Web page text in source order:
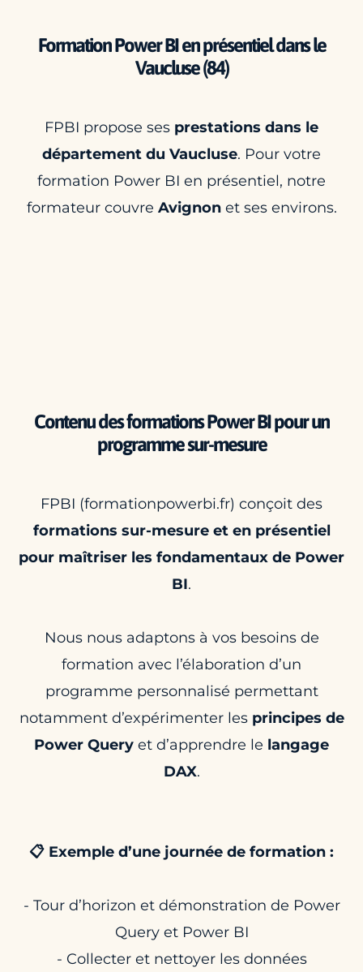
Formation Power BI en présentiel dans le
Vaucluse (84)
FPBI propose ses prestations dans le
département du Vaucluse. Pour votre
formation Power BI en présentiel, notre
formateur couvre Avignon et ses environs.
Contenu des formations Power BI pour un
programme sur-mesure
FPBI (formationpowerbi.fr) conçoit des
formations sur-mesure et en présentiel
pour maîtriser les fondamentaux de Power
BI.
Nous nous adaptons à vos besoins de
formation avec l’élaboration d’un
programme personnalisé permettant
notamment d’expérimenter les principes de
Power Query et d’apprendre le langage
DAX.
📋 Exemple d’une journée de formation :
- Tour d’horizon et démonstration de Power
Query et Power BI
- Collecter et nettoyer les données